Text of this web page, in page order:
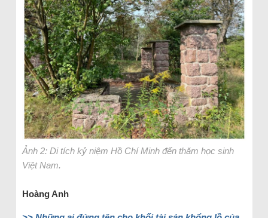
Ảnh 2: Di tích kỷ niệm Hồ Chí Minh đến thăm học sinh
Việt Nam.
Hoàng Anh